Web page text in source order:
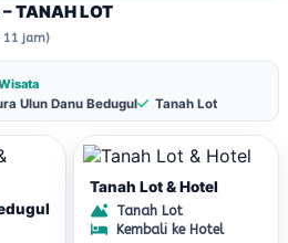
TANAH LOT
11 jam)
Ulun Danu Bedugul Tanah Lot
Tanah Lot & Hotel
Tanah Lot
Kembali ke Hotel